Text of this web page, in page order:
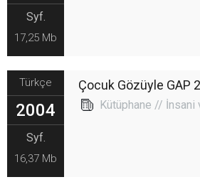
Syf.
17,25 Mb
Türkçe
2004
Syf.
16,37 Mb
Çocuk Gözüyle GAP
Kütüphane //